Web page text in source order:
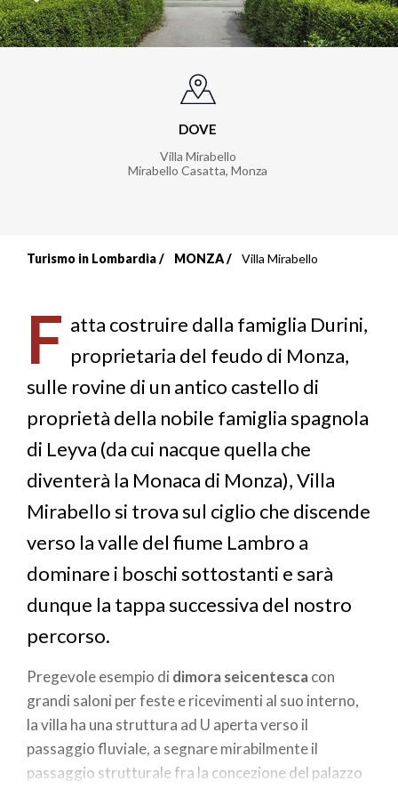
DOVE
Villa Mirabello
Mirabello Casatta, Monza
di
pane
Turismo in Lombardia MONZA Villa Mirabello
F atta costruire dalla famiglia Durini,
proprietaria del feudo di Monza,
sulle rovine di un antico castello di
proprietà della nobile famiglia spagnola
di Leyva (da cui nacque quella che
diventerà la Monaca di Monza), Villa
Mirabello si trova sul ciglio che discende
verso la valle del fiume Lambro a
dominare i boschi sottostanti e sarà
dunque la tappa successiva del nostro
percorso.
Pregevole esempio di dimora seicentescacon
grandi saloni per feste e ricevimenti al suo interno,
la villa ha una struttura ad U aperta verso il
passaggio fluviale, a segnare mirabilmente il
passaggio strutturale fra la concezione del palazzo